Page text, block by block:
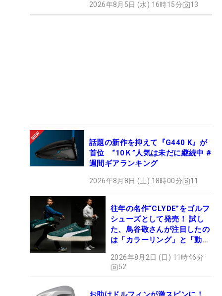
2026年8月5日 (水) 16時15分 13
話題の新作を抑えて『G440 K』が
首位 “10Ｋ”人気は未だに継続中 #
週間ギアランキング
2026年8月8日 (土) 18時00分 11
往年の名作“CLYDE”をゴルフ
シューズとして発売！ 試し
た、鳥谷敬さんが注目したの
は「カラーリング」と「動き
2026年8月2日 (日) 11時46分
52